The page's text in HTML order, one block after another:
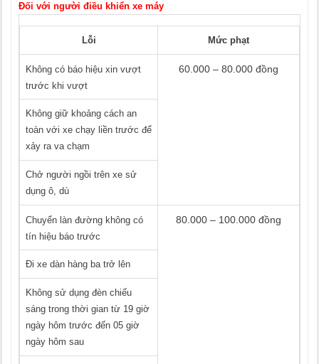
Đối với người điều khiển xe máy
Lỗi Mức phạt
Không có báo hiệu xin vượt
trước khi vượt
60.000 – 80.000 đồng
Không giữ khoảng cách an
toàn với xe chạy liền trước để
xảy ra va chạm
Chở người ngồi trên xe sử
dụng ô, dù
Chuyển làn đường không có
tín hiệu báo trước
80.000 – 100.000 đồng
Đi xe dàn hàng ba trở lên
Không sử dụng đèn chiếu
sáng trong thời gian từ 19 giờ
ngày hôm trước đến 05 giờ
ngày hôm sau